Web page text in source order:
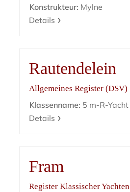
Konstrukteur: Mylne
Details
Rautendelein
Allgemeines Register (DSV)
Klassenname: 5 m-R-Yacht
Details
Fram
Register Klassischer Yachten